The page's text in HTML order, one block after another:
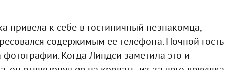
привела к себе в гостиничный незнакомца,
содержимым ее телефона. Ночной гость
Когда Линдси заметила это и